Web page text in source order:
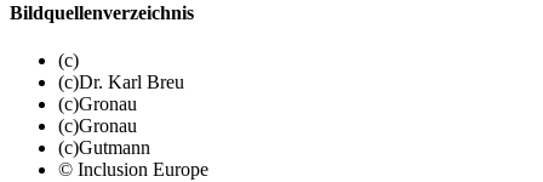
Bildquellenverzeichnis
(c)
(c)Dr. Karl Breu
(c)Gronau
(c)Gronau
(c)Gutmann
© Inclusion Europe